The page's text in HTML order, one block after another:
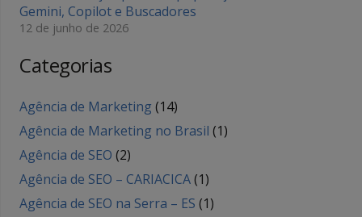
Gemini, Copilot e Buscadores
12 de junho de 2026
Categorias
Agência de Marketing (14)
Agência de Marketing no Brasil (1)
Agência de SEO (2)
Agência de SEO – CARIACICA(1)
Agência de SEO na Serra – ES (1)